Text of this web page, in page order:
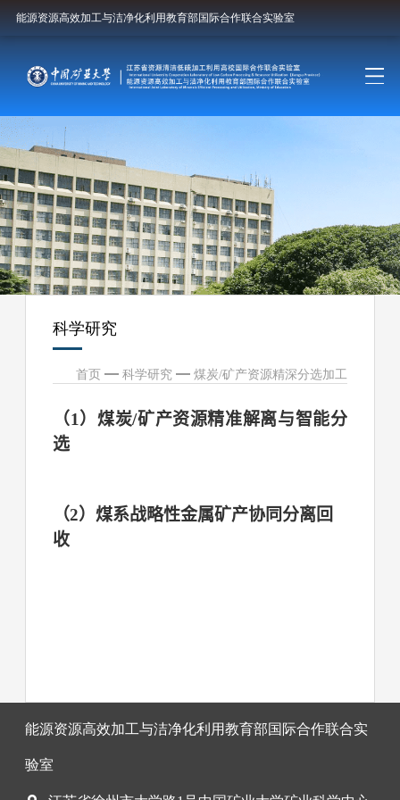
能源资源高效加工与洁净化利用教育部国际合作联合实验室
科学研究
首页 科学研究 煤炭/矿产资源精深分选加工
（1 ）煤炭/矿产资源精准解离与智能分
选
（2）煤系战略性金属矿产协同分离回
收
能源资源高效加工与洁净化利用教育部国际合作联合实
验室